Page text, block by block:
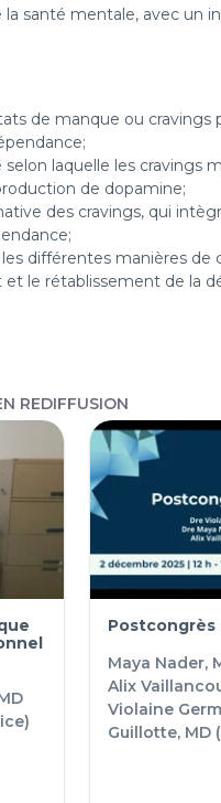
santé mentale, avec un
de manque ou
selon laquelle les
de dopamine;
des cravings, qui
différentes manières
le rétablissement de la
REDIFFUSION
Postcongrès
Maya Nader,
Alix
Violaine
Guillotte, MD